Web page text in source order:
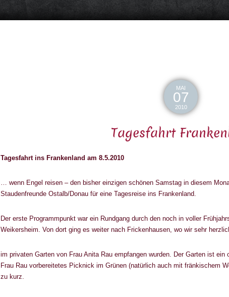
MAI
07
2010
Tagesfahrt
Tagesfahrt ins Frankenland am 8.5.2010
… wenn Engel reisen – den bisher einzigen schönen Samstag in diesem
Staudenfreunde Ostalb/Donau für eine Tagesreise ins Frankenland.
Der erste Programmpunkt war ein Rundgang durch den noch in voller
Weikersheim. Von dort ging es weiter nach Frickenhausen, wo wir sehr
im privaten Garten von Frau Anita Rau empfangen wurden. Der Garten ist
Frau Rau vorbereitetes Picknick im Grünen (natürlich auch mit fränkischem
zu kurz.